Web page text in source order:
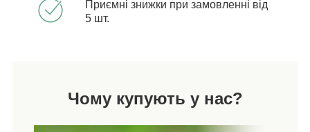
Приємні знижки при замовленні від
5 шт.
Чому купують у нас?